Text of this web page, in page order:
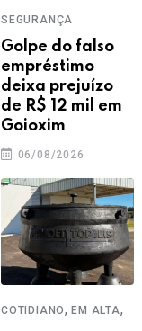
SEGURANÇA
Golpe do falso
empréstimo
deixa prejuízo
de R$ 12 mil em
Goioxim
06/08/2026
COTIDIANO,EM ALTA,